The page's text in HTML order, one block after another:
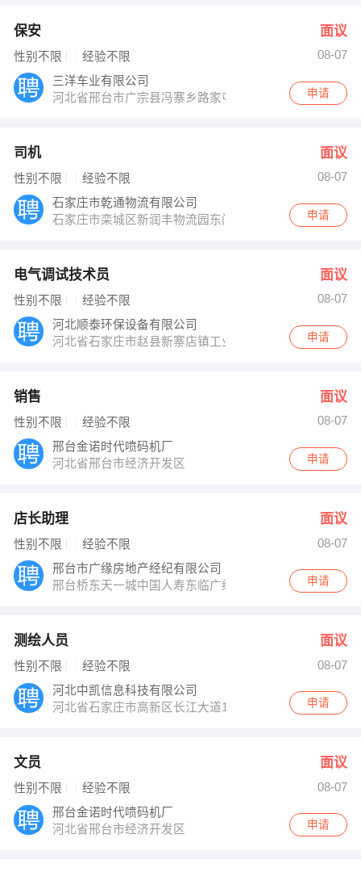
保安 面议
性别不限 经验不限
08-07
三洋车业有限公司
河北省邢台市广宗县冯寨乡路家屯
申请
司机 面议
性别不限 经验不限
08-07
石家庄市乾通物流有限公司
石家庄市栾城区新润丰物流园东门对面未来科技城
申请
电气调试技术员 面议
性别不限 经验不限
08-07
河北顺泰环保设备有限公司
河北省石家庄市赵县新寨店镇工业园（新寨店派出所东
申请
销售 面议
性别不限 经验不限
08-07
邢台金诺时代喷码机厂
河北省邢台市经济开发区
申请
店长助理 面议
性别不限 经验不限
08-07
邢台市广缘房地产经纪有限公司
邢台桥东天一城中国人寿东临广缘房产
申请
测绘人员 面议
性别不限 经验不限
08-07
河北中凯信息科技有限公司
河北省石家庄市高新区长江大道168号天山银河广场C座
申请
文员 面议
性别不限 经验不限
08-07
邢台金诺时代喷码机厂
河北省邢台市经济开发区
申请